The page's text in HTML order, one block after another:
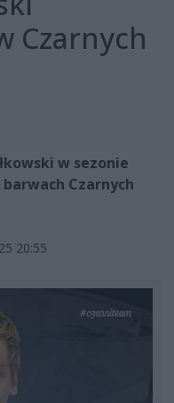
Czarnych
w sezonie
Czarnych
20:55